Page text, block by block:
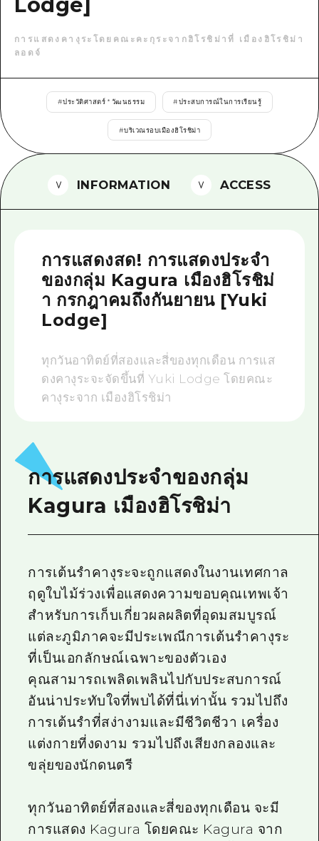
ไกด์อาสาสมัครไ
คำถามที่พบบ่อย
ดาวน์โหลดรูปภาพ
การแสดงคางุระโดยคณะคะกุระจากฮิโรชิม่าที่ เมืองฮิโรชิม่า
ลอดจ์
#ประวัติศาสตร์ * วัฒนธรรม #ประสบการณ์ในการเรียนรู้
#บริเวณรอบเมืองฮิโรชิม่า
INFORMATION ACCESS
การแสดงสด! การแสดงประจำ
ของกลุ่ม Kagura เมืองฮิโรชิม่
า กรกฎาคมถึงกันยายน [Yuki
Lodge]
ทุกวันอาทิตย์ที่สองและสี่ของทุกเดือน การแส
ดงคางุระจะจัดขึ้นที่ Yuki Lodge โดยคณะ
คางุระจาก เมืองฮิโรชิม่า
การแสดงประจำของกลุ่ม
Kagura เมืองฮิโรชิม่า
การเต้นรำคางุระจะถูกแสดงในงานเทศกาล
ฤดูใบไม้ร่วงเพื่อแสดงความขอบคุณเทพเจ้า
สำหรับการเก็บเกี่ยวผลผลิตที่อุดมสมบูรณ์
แต่ละภูมิภาคจะมีประเพณีการเต้นรำคางุระ
ที่เป็นเอกลักษณ์เฉพาะของตัวเอง
คุณสามารถเพลิดเพลินไปกับประสบการณ์
อันน่าประทับใจที่พบได้ที่นี่เท่านั้น รวมไปถึง
การเต้นรำที่สง่างามและมีชีวิตชีวา เครื่อง
แต่งกายที่งดงาม รวมไปถึงเสียงกลองและ
ขลุ่ยของนักดนตรี
ทุกวันอาทิตย์ที่สองและสี่ของทุกเดือน จะมี
การแสดง Kagura โดยคณะ Kagura จาก